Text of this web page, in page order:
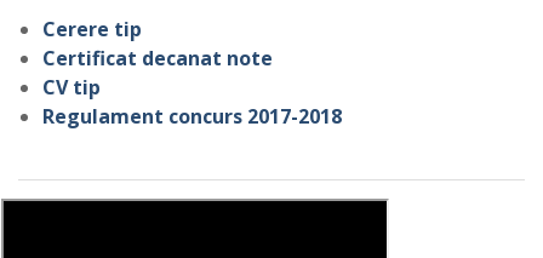
Cerere tip
Certificat decanat note
CV tip
Regulament concurs 2017-2018